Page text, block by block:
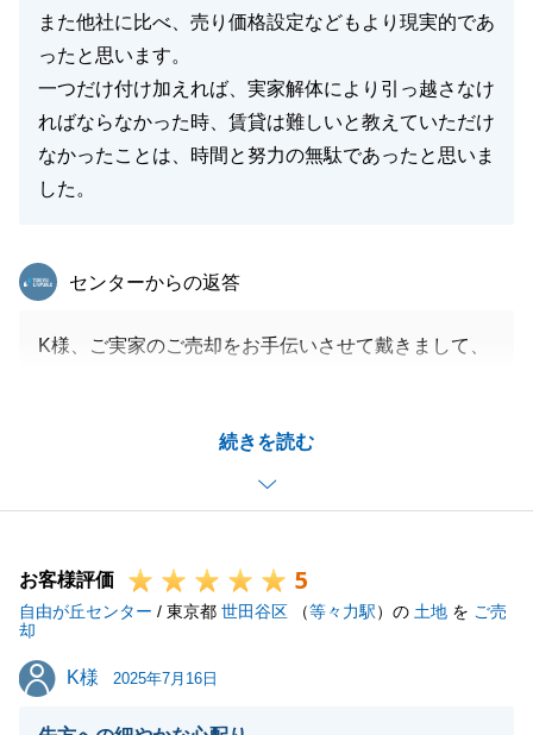
また他社に比べ、売り価格設定などもより現実的であ
ったと思います。
一つだけ付け加えれば、実家解体により引っ越さなけ
ればならなかった時、賃貸は難しいと教えていただけ
なかったことは、時間と努力の無駄であったと思いま
した。
続きを読む
東急リバブル
センターからの返答
K様、ご実家のご売却をお手伝いさせて戴きまして、
したこと、お詫び申し上げます。
私の仕事は、全てを完璧にこなして、お客様にご安心
戴くことが第一となります。
締めて参ります。
K様とは、これでご縁が終わりではなく、末永いお付
今後とも、何卒、宜しくお願いいたします。
お客様評価 5
自由が丘センター / 東京都 世田谷区 （等々力駅）の 土地 を ご売
却
K様
K様 2025年7月16日